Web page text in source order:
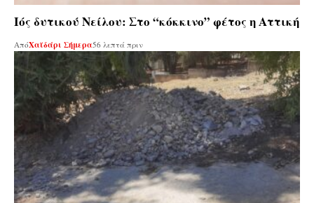
Ιός δυτικού Νείλου: Στο “κόκκινο” φέτος η Αττική
ΑπόΧαϊδάρι Σήμερα56 λεπτά πριν